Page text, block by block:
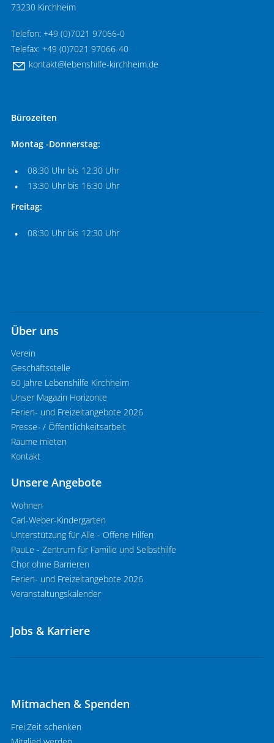
73230 Kirchheim
Telefon: +49 (0)7021 97066-0
Telefax: +49 (0)7021 97066-40
k nt kt l b nsh lf -k rchh md
Bürozeiten
Montag -Donnerstag:
08:30 Uhr bis 12:30 Uhr
13:30 Uhr bis 16:30 Uhr
Freitag:
08:30 Uhr bis 12:30 Uhr
Über uns
Verein
Geschäftsstelle
60 Jahre Lebenshilfe Kirchheim
Unser Magazin Horizonte
Ferien- und Freizeitangebote 2026
Presse- / Öffentlichkeitsarbeit
Räume mieten
Kontakt
Unsere Angebote
Wohnen
Carl-Weber-Kindergarten
Unterstützung für Alle - Offene Hilfen
PauLe - Zentrum für Familie und Selbsthilfe
Chor ohne Barrieren
Ferien- und Freizeitangebote 2026
Veranstaltungskalender
Jobs & Karriere
Mitmachen & Spenden
Frei.Zeit schenken